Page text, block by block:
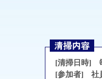
[清掃日時]
[参加者] 社